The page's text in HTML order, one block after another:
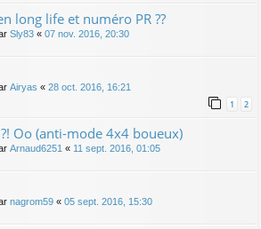
long life et numéro PR ??
Sly83 « 07 nov. 2016, 20:30
Airyas « 28 oct. 2016, 16:21
1 2
?! Oo (anti-mode 4x4 boueux)
Arnaud6251 « 11 sept. 2016, 01:05
nagrom59 « 05 sept. 2016, 15:30